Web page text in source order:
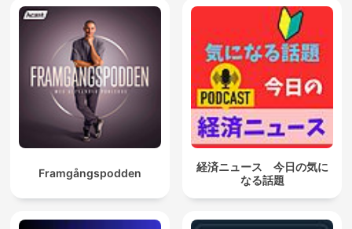
Framgångspodden
経済ニュース 今日の気に
なる話題